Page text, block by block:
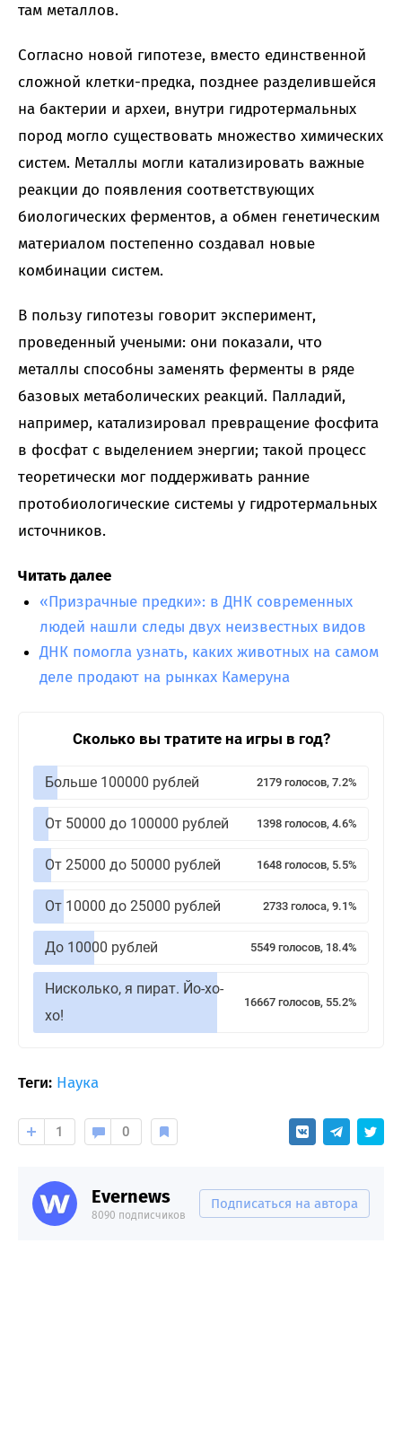
там металлов.
Согласно новой гипотезе, вместо единственной
сложной клетки-предка, позднее разделившейся
на бактерии и археи, внутри гидротермальных
пород могло существовать множество химических
систем. Металлы могли катализировать важные
реакции до появления соответствующих
биологических ферментов, а обмен генетическим
материалом постепенно создавал новые
комбинации систем.
В пользу гипотезы говорит эксперимент,
проведенный учеными: они показали, что
металлы способны заменять ферменты в ряде
базовых метаболических реакций. Палладий,
например, катализировал превращение фосфита
в фосфат с выделением энергии; такой процесс
теоретически мог поддерживать ранние
протобиологические системы у гидротермальных
источников.
Читать далее
«Призрачные предки»: в ДНК современных
людей нашли следы двух неизвестных видов
ДНК помогла узнать, каких животных на самом
деле продают на рынках Камеруна
Сколько вы тратите на игры в год?
Больше 100000 рублей 2179 голосов, 7.2%
От 50000 до 100000 рублей 1398 голосов, 4.6%
От 25000 до 50000 рублей 1648 голосов, 5.5%
От 10000 до 25000 рублей 2733 голоса, 9.1%
До 10000 рублей 5549 голосов, 18.4%
Нисколько, я пират. Йо-хо-
хо!
16667 голосов, 55.2%
Теги: Наука
1 0
Evernews
8090 подписчиков
Подписаться на автора